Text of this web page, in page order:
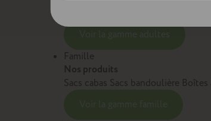
Famille
Nos produits
Sacs cabas Sacs bandoulière Boîtes